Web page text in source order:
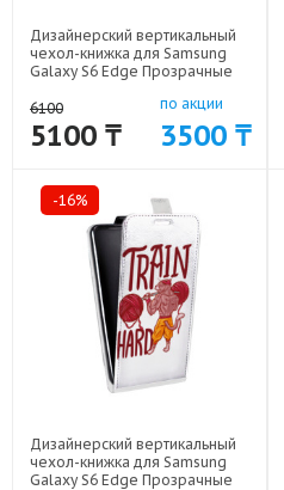
Дизайнерский вертикальный
чехол-книжка для Samsung
Galaxy S6 Edge Прозрачные
18336
6100
5100 ₸
по акции
3500 ₸
-16%
Дизайнерский вертикальный
чехол-книжка для Samsung
Galaxy S6 Edge Прозрачные